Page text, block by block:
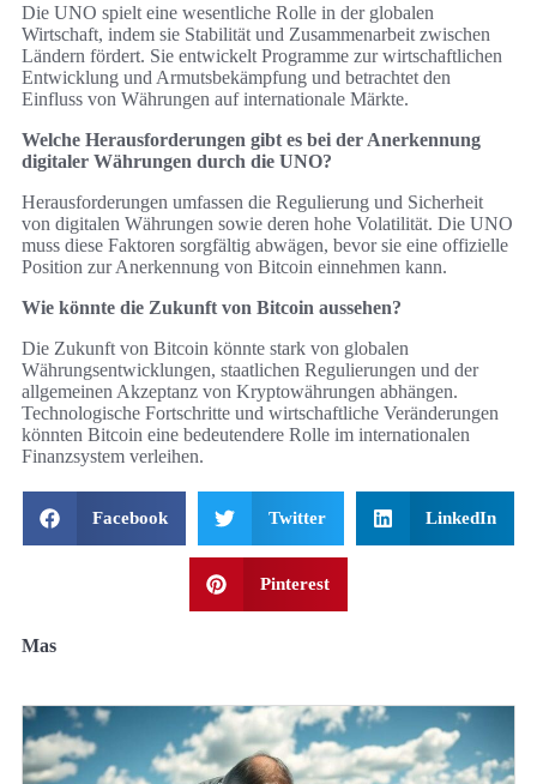
Die UNO spielt eine wesentliche Rolle in der globalen
Wirtschaft, indem sie Stabilität und Zusammenarbeit zwischen
Ländern fördert. Sie entwickelt Programme zur wirtschaftlichen
Entwicklung und Armutsbekämpfung und betrachtet den
Einfluss von Währungen auf internationale Märkte.
Welche Herausforderungen gibt es bei der Anerkennung
digitaler Währungen durch die UNO?
Herausforderungen umfassen die Regulierung und Sicherheit
von digitalen Währungen sowie deren hohe Volatilität. Die UNO
muss diese Faktoren sorgfältig abwägen, bevor sie eine offizielle
Position zur Anerkennung von Bitcoin einnehmen kann.
Wie könnte die Zukunft von Bitcoin aussehen?
Die Zukunft von Bitcoin könnte stark von globalen
Währungsentwicklungen, staatlichen Regulierungen und der
allgemeinen Akzeptanz von Kryptowährungen abhängen.
Technologische Fortschritte und wirtschaftliche Veränderungen
könnten Bitcoin eine bedeutendere Rolle im internationalen
Finanzsystem verleihen.
Facebook Twitter LinkedIn
Pinterest
Mas